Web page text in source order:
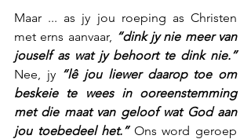
Maar ... as jy jou roeping as Christen
met erns aanvaar, “dink jy nie meer van
jouself as wat jy behoort te dink nie.”
Nee, jy “lê jou liewer daarop toe om
beskeie te wees in ooreenstemming
met die maat van geloof wat God aan
jou toebedeel het.” Ons word geroep